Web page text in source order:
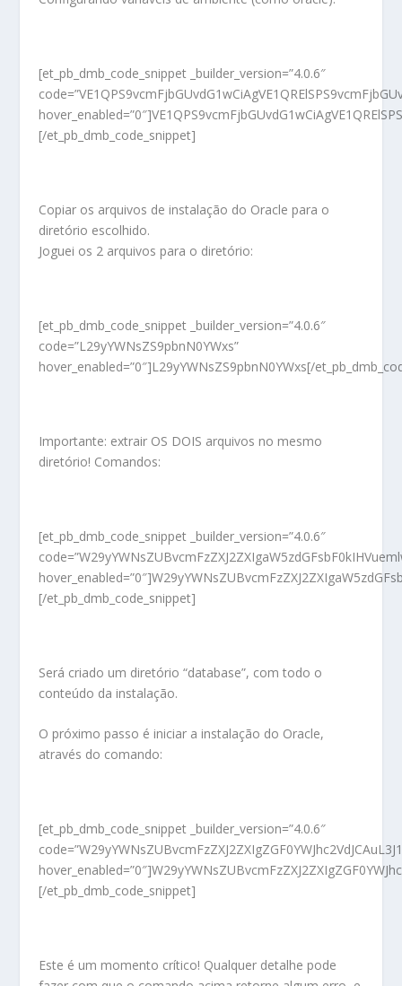
[et_pb_dmb_code_snippet _builder_version=”4.0.6″
[/et_pb_dmb_code_snippet]
Copiar os arquivos de instalação do Oracle para o
diretório escolhido.
Joguei os 2 arquivos para o diretório:
[et_pb_dmb_code_snippet _builder_version=”4.0.6″
code=”L29yYWNsZS9pbnN0YWxs”
hover_enabled=”0″]L29yYWNsZS9pbnN0YWxs[/
Importante: extrair OS DOIS arquivos no mesmo
diretório! Comandos:
[et_pb_dmb_code_snippet _builder_version=”4.0.6″
[/et_pb_dmb_code_snippet]
Será criado um diretório “database”, com todo o
conteúdo da instalação.
O próximo passo é iniciar a instalação do Oracle,
através do comando:
[et_pb_dmb_code_snippet _builder_version=”4.0.6″
[/et_pb_dmb_code_snippet]
Este é um momento crítico! Qualquer detalhe pode